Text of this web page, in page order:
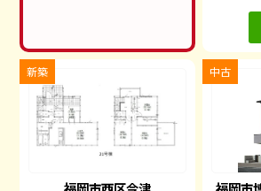
新築 中古